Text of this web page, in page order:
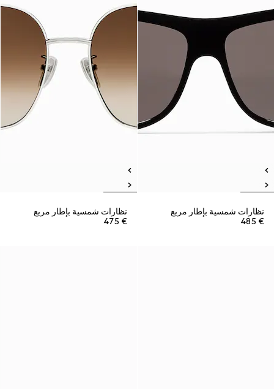
نظارات شمسية بإطار مربع
€ 485
نظارات شمسية بإطار مربع
€ 475